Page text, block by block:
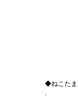
◆ねこたま